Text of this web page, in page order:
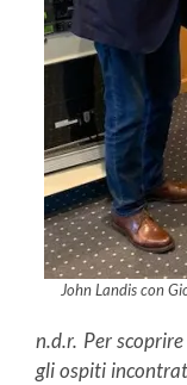
John Landis con
n.d.r. Per
gli ospiti